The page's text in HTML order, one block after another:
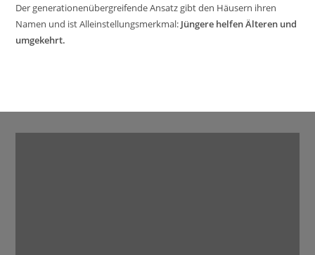
Der generationenübergreifende Ansatz gibt den Häusern ihren
Namen und ist Alleinstellungsmerkmal: Jüngere helfen Älteren und
umgekehrt.